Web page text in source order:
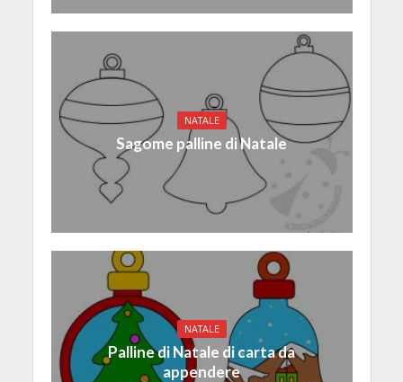
NATALE
Sagome palline di Natale
NATALE
Palline di Natale di carta da
appendere